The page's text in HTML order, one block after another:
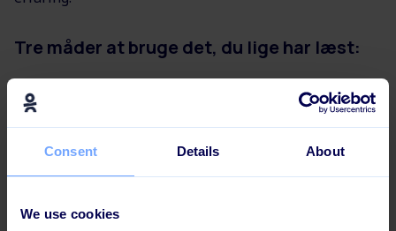
Consent Details About
We use cookies
Tre måder at bruge det, du lige har læst:
Hold alle træningsvideo’er korte.
Fem til ti minutter er optimalt.
Forkort dine tekster en ekstra
gang, når du er færdig med at skrive.